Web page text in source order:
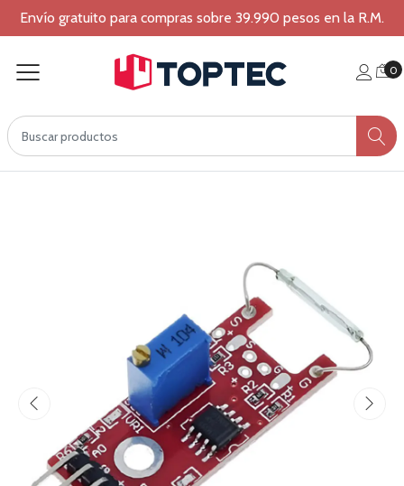
Envío gratuito para compras sobre 39.990 pesos en la R.M.
0